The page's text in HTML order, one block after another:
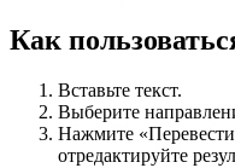
Как
Вставьте текст.
Выберите
Нажмите
отредактируйте